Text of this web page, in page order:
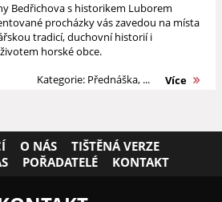
Bedřichova s historikem Luborem
procházky vás zavedou na místa
tradicí, duchovní historií i
horské obce.
Kategorie: Přednáška, ... Více
O NÁS
TIŠTĚNÁ VERZE
POŘADATELÉ KONTAKT